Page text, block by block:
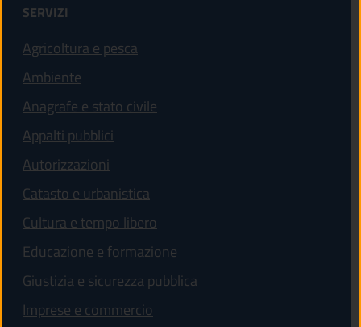
SERVIZI
Agricoltura e pesca
Ambiente
Anagrafe e stato civile
Appalti pubblici
Autorizzazioni
Catasto e urbanistica
Cultura e tempo libero
Educazione e formazione
Giustizia e sicurezza pubblica
Imprese e commercio